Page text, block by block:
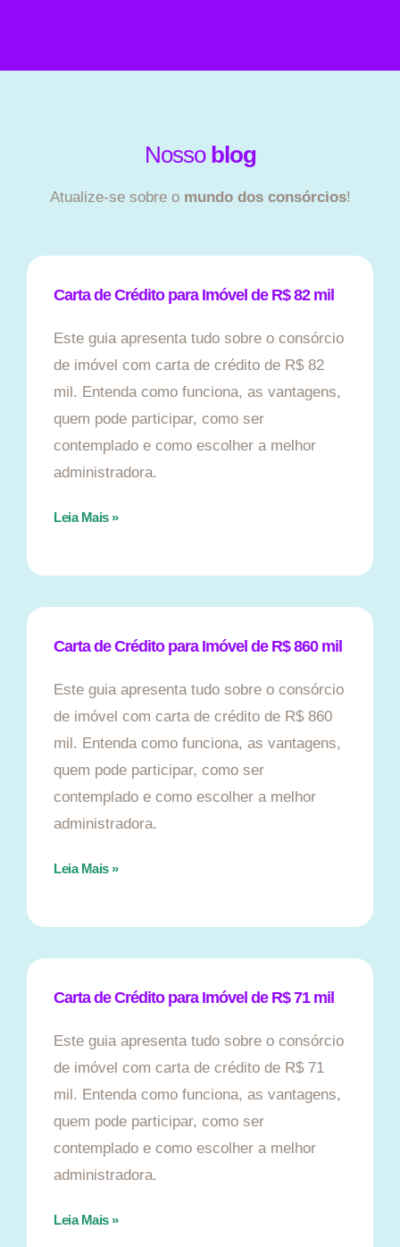
Nosso blog
Atualize-se sobre o mundo dos consórcios!
Carta de Crédito para Imóvel de R$ 82 mil
Este guia apresenta tudo sobre o consórcio
de imóvel com carta de crédito de R$ 82
mil. Entenda como funciona, as vantagens,
quem pode participar, como ser
contemplado e como escolher a melhor
administradora.
Leia Mais »
Carta de Crédito para Imóvel de R$ 860 mil
Este guia apresenta tudo sobre o consórcio
de imóvel com carta de crédito de R$ 860
mil. Entenda como funciona, as vantagens,
quem pode participar, como ser
contemplado e como escolher a melhor
administradora.
Leia Mais »
Carta de Crédito para Imóvel de R$ 71 mil
Este guia apresenta tudo sobre o consórcio
de imóvel com carta de crédito de R$ 71
mil. Entenda como funciona, as vantagens,
quem pode participar, como ser
contemplado e como escolher a melhor
administradora.
Leia Mais »